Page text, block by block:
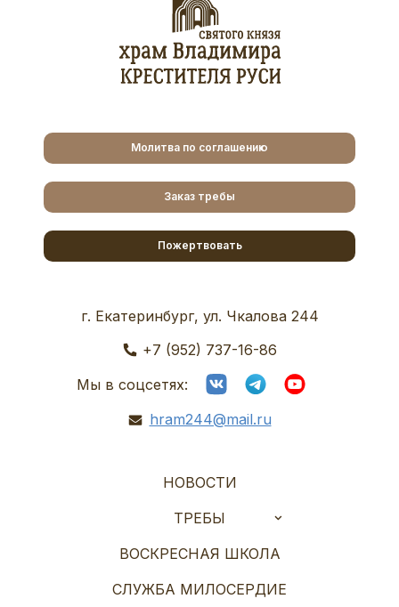
Молитва по соглашению
Заказ требы
Пожертвовать
г. Екатеринбург, ул. Чкалова 244
+7 (952) 737-16-86
Мы в соцсетях:
hram244@mail.ru
НОВОСТИ
ТРЕБЫ
ВОСКРЕСНАЯ ШКОЛА
СЛУЖБА МИЛОСЕРДИЕ